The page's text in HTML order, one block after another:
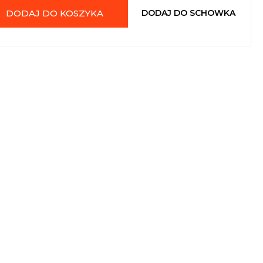
DODAJ DO KOSZYKA DODAJ DO SCHOWKA